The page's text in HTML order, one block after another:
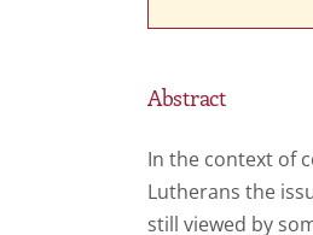
Abstract
In the context of
Lutherans the
still viewed by